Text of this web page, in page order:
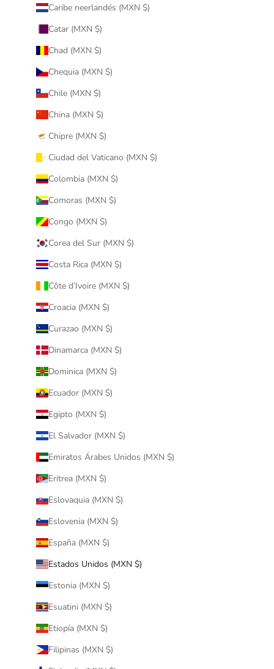
Caribe neerlandés (MXN $)
Catar (MXN $)
Chad (MXN $)
Chequia (MXN $)
Chile (MXN $)
China (MXN $)
Chipre (MXN $)
Ciudad del Vaticano (MXN $)
Colombia (MXN $)
Comoras (MXN $)
Congo (MXN $)
Corea del Sur (MXN $)
Costa Rica (MXN $)
Côte d’Ivoire (MXN $)
Croacia (MXN $)
Curazao (MXN $)
Dinamarca (MXN $)
Dominica (MXN $)
Ecuador (MXN $)
Egipto (MXN $)
El Salvador (MXN $)
Emiratos Árabes Unidos (MXN $)
Eritrea (MXN $)
Eslovaquia (MXN $)
Eslovenia (MXN $)
España (MXN $)
Estados Unidos (MXN $)
Estonia (MXN $)
Esuatini (MXN $)
Etiopía (MXN $)
Filipinas (MXN $)